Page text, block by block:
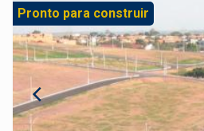
da cidade e fácil acesso a
através da Avenida Laranjal
infraestrutura completa:
água, esgoto, drenagem,
guias americanas. Além de
área verde que valorizam a
Pronto para construir